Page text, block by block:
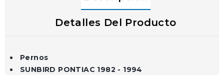
Detalles Del Producto
Pernos
SUNBIRD PONTIAC 1982 - 1994